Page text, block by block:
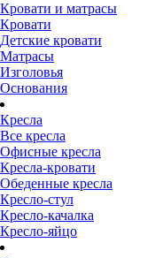
Кровати и матрасы
Кровати
Детские кровати
Матрасы
Изголовья
Основания
Кресла
Все кресла
Офисные кресла
Кресла-кровати
Обеденные кресла
Кресло-стул
Кресло-качалка
Кресло-яйцо